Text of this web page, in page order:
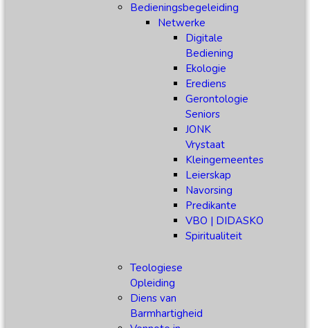
Bedieningsbegeleiding
Netwerke
Digitale
Bediening
Ekologie
Erediens
Gerontologie
Seniors
JONK
Vrystaat
Kleingemeentes
Leierskap
Navorsing
Predikante
VBO | DIDASKO
Spiritualiteit
Teologiese
Opleiding
Diens van
Barmhartigheid